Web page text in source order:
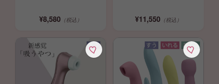
¥8,580（税込） ¥11,550 （税込）